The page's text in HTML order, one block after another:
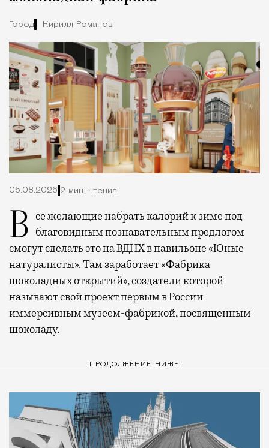
Город Кирилл Романов
05.08.2026 2 мин. чтения
Все желающие набрать калорий к зиме под благовидным познавательным предлогом
смогут сделать это на ВДНХ в павильоне «Юные
натуралисты». Там заработает «Фабрика
шоколадных открытий», создатели которой
называют свой проект первым в России
иммерсивным музеем-фабрикой, посвященным
шоколаду.
ПРОДОЛЖЕНИЕ НИЖЕ